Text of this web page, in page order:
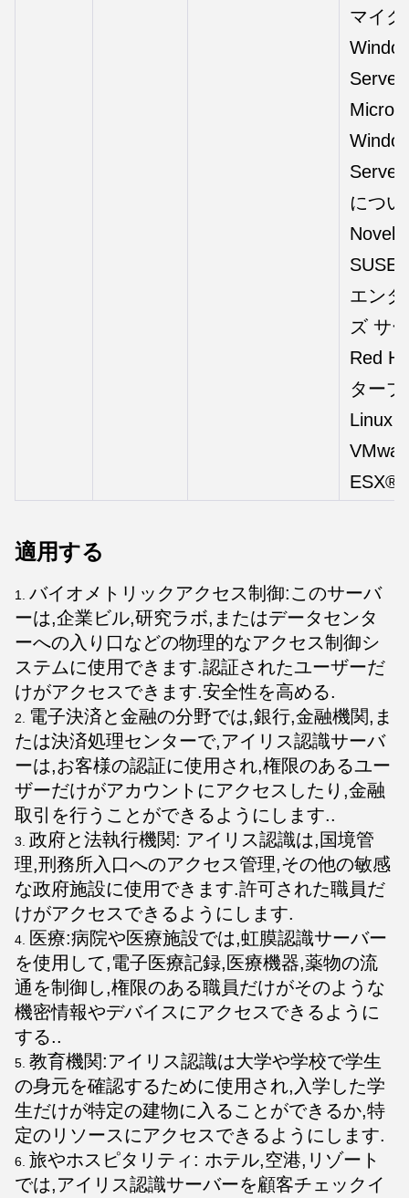
マイ
Server
につい
エン
ズ サ
Red
ター
Linux
ESX®
適用する
バイオメトリックアクセス制御:このサーバ
ーは,企業ビル,研究ラボ,またはデータセンタ
ーへの入り口などの物理的なアクセス制御シ
ステムに使用できます.認証されたユーザーだ
けがアクセスできます.安全性を高める.
電子決済と金融の分野では,銀行,金融機関,ま
たは決済処理センターで,アイリス認識サーバ
ーは,お客様の認証に使用され,権限のあるユー
ザーだけがアカウントにアクセスしたり,金融
取引を行うことができるようにします..
政府と法執行機関: アイリス認識は,国境管
理,刑務所入口へのアクセス管理,その他の敏感
な政府施設に使用できます.許可された職員だ
けがアクセスできるようにします.
医療:病院や医療施設では,虹膜認識サーバー
を使用して,電子医療記録,医療機器,薬物の流
通を制御し,権限のある職員だけがそのような
機密情報やデバイスにアクセスできるように
する..
教育機関:アイリス認識は大学や学校で学生
の身元を確認するために使用され,入学した学
生だけが特定の建物に入ることができるか,特
定のリソースにアクセスできるようにします.
旅やホスピタリティ: ホテル,空港,リゾート
では,アイリス認識サーバーを顧客チェックイ